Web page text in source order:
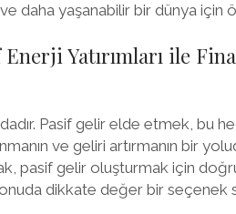
daha yaşanabilir bir dünya için
Yatırımları ile
Pasif gelir elde etmek, bu
ve geliri artırmanın bir
pasif gelir oluşturmak için doğru
dikkate değer bir seçenek